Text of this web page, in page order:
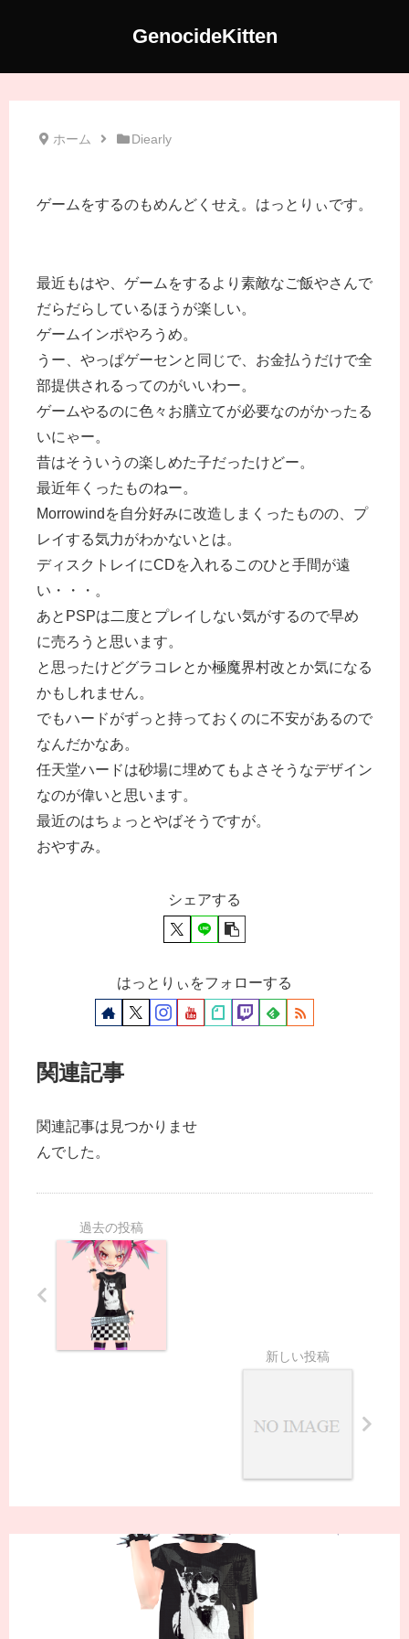
GenocideKitten
ホーム Diearly
ゲームをするのもめんどくせえ。はっとりぃです。
最近もはや、ゲームをするより素敵なご飯やさんで
だらだらしているほうが楽しい。
ゲームインポやろうめ。
うー、やっぱゲーセンと同じで、お金払うだけで全
部提供されるってのがいいわー。
ゲームやるのに色々お膳立てが必要なのがかったる
いにゃー。
昔はそういうの楽しめた子だったけどー。
最近年くったものねー。
Morrowindを自分好みに改造しまくったものの、プ
レイする気力がわかないとは。
ディスクトレイにCDを入れるこのひと手間が遠
い・・・。
あとPSPは二度とプレイしない気がするので早め
に売ろうと思います。
と思ったけどグラコレとか極魔界村改とか気になる
かもしれません。
でもハードがずっと持っておくのに不安があるので
なんだかなあ。
任天堂ハードは砂場に埋めてもよさそうなデザイン
なのが偉いと思います。
最近のはちょっとやばそうですが。
おやすみ。
シェアする
はっとりぃをフォローする
関連記事
関連記事は見つかりませ
んでした。